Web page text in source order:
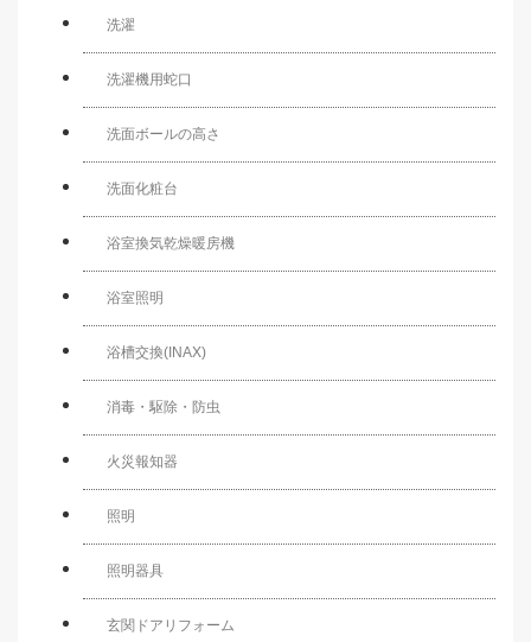
洗濯
洗濯機用蛇口
洗面ボールの高さ
洗面化粧台
浴室換気乾燥暖房機
浴室照明
浴槽交換(INAX)
消毒・駆除・防虫
火災報知器
照明
照明器具
玄関ドアリフォーム